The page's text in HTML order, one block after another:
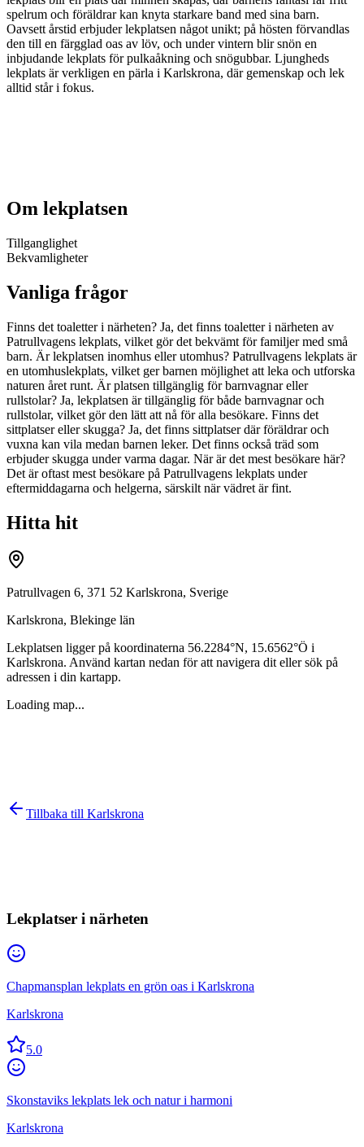
spelrum och föräldrar kan knyta starkare band med sina barn.
Oavsett årstid erbjuder lekplatsen något unikt; på hösten förvandlas
den till en färgglad oas av löv, och under vintern blir snön en
inbjudande lekplats för pulkaåkning och snögubbar. Ljungheds
lekplats är verkligen en pärla i Karlskrona, där gemenskap och lek
alltid står i fokus.
Om lekplatsen
Tillganglighet
Bekvamligheter
Vanliga frågor
Finns det toaletter i närheten? Ja, det finns toaletter i närheten av
Patrullvagens lekplats, vilket gör det bekvämt för familjer med små
barn. Är lekplatsen inomhus eller utomhus? Patrullvagens lekplats är
en utomhuslekplats, vilket ger barnen möjlighet att leka och utforska
naturen året runt. Är platsen tillgänglig för barnvagnar eller
rullstolar? Ja, lekplatsen är tillgänglig för både barnvagnar och
rullstolar, vilket gör den lätt att nå för alla besökare. Finns det
sittplatser eller skugga? Ja, det finns sittplatser där föräldrar och
vuxna kan vila medan barnen leker. Det finns också träd som
erbjuder skugga under varma dagar. När är det mest besökare här?
Det är oftast mest besökare på Patrullvagens lekplats under
eftermiddagarna och helgerna, särskilt när vädret är fint.
Hitta hit
Patrullvagen 6, 371 52 Karlskrona, Sverige
Karlskrona, Blekinge län
Lekplatsen ligger på koordinaterna 56.2284°N, 15.6562°Ö i
Karlskrona. Använd kartan nedan för att navigera dit eller sök på
adressen i din kartapp.
Loading map...
Tillbaka till Karlskrona
Lekplatser i närheten
Chapmansplan lekplats en grön oas i Karlskrona
Karlskrona
5.0
Skonstaviks lekplats lek och natur i harmoni
Karlskrona